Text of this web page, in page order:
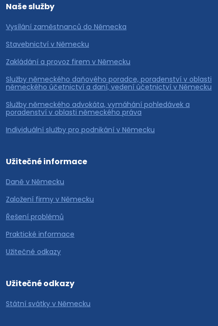
Naše služby
Vysílání zaměstnanců do Německa
Stavebnictví v Německu
Zakládání a provoz firem v Německu
Služby německého daňového poradce, poradenství v oblasti
německého účetnictví a daní, vedení účetnictví v Německu
Služby německého advokáta, vymáhání pohledávek a
poradenství v oblasti německého práva
Individuální služby pro podnikání v Německu
Užitečné informace
Daně v Německu
Založení firmy v Německu
Řešení problémů
Praktické informace
Užitečné odkazy
Užitečné odkazy
Státní svátky v Německu